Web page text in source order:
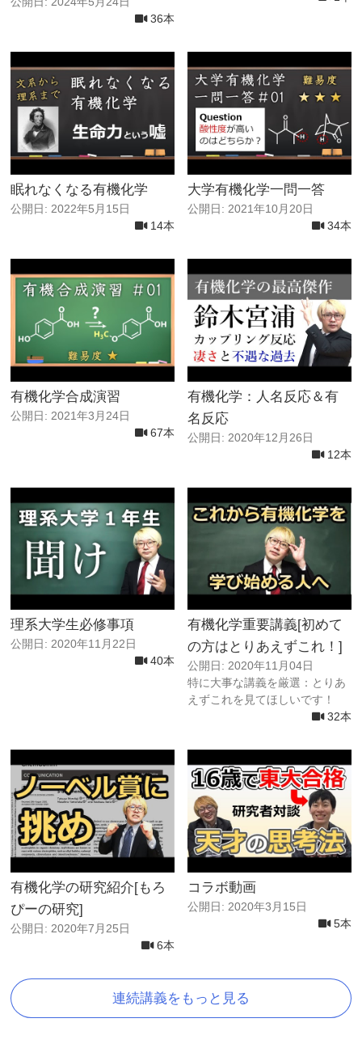
36本
眠れなくなる有機化学
公開日: 2022年5月15日
14本
大学有機化学一問一答
公開日: 2021年10月20日
34本
有機化学合成演習
公開日: 2021年3月24日
67本
有機化学：人名反応＆有
名反応
公開日: 2020年12月26日
12本
理系大学生必修事項
公開日: 2020年11月22日
40本
有機化学重要講義[初めて
の方はとりあえずこれ！]
公開日: 2020年11月04日
特に大事な講義を厳選：とりあ
えずこれを見てほしいです！
32本
有機化学の研究紹介[もろ
ぴーの研究]
公開日: 2020年7月25日
6本
コラボ動画
公開日: 2020年3月15日
5本
連続講義をもっと見る